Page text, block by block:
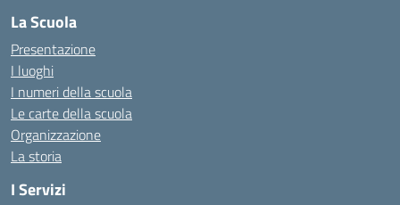
La Scuola
Presentazione
I luoghi
I numeri della scuola
Le carte della scuola
Organizzazione
La storia
I Servizi